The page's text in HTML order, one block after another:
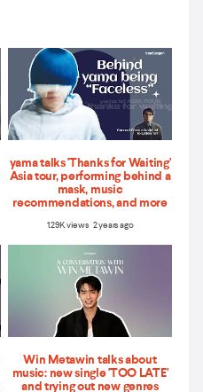
yama talks 'Thanks for Waiting'
Asia tour, performing behind a
mask, music
recommendations, and more
1.29K views 2 years ago
Win Metawin talks about
music: new single 'TOO LATE'
and trying out new genres